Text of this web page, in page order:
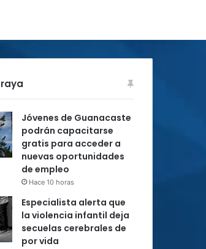
Jóvenes de Guanacaste
podrán capacitarse
gratis para acceder a
nuevas oportunidades
de empleo
Hace 10 horas
Especialista alerta que
la violencia infantil deja
secuelas cerebrales de
por vida